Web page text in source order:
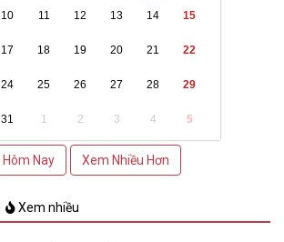
10 11 12 13 14 15
17 18 19 20 21 22
24 25 26 27 28 29
31 1 2 3 4 5
Hôm Nay Xem Nhiều Hơn
Xem nhiều